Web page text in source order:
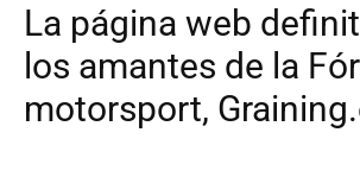
La página web
los amantes de la
motorsport,